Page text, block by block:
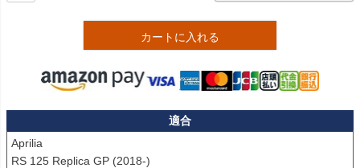
カートに入れる
適合
Aprilia
RS 125 Replica GP (2018-)